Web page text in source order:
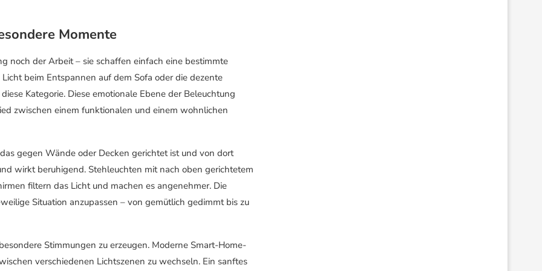
Momente
noch der Arbeit – sie schaffen einfach eine bestimmte
beim Entspannen auf dem Sofa oder die dezente
Kategorie. Diese emotionale Ebene der Beleuchtung
zwischen einem funktionalen und einem wohnlichen
gegen Wände oder Decken gerichtet ist und von dort
wirkt beruhigend. Stehleuchten mit nach oben gerichtetem
filtern das Licht und machen es angenehmer. Die
Situation anzupassen – von gemütlich gedimmt bis zu
Stimmungen zu erzeugen. Moderne Smart-Home-
verschiedenen Lichtszenen zu wechseln. Ein sanftes